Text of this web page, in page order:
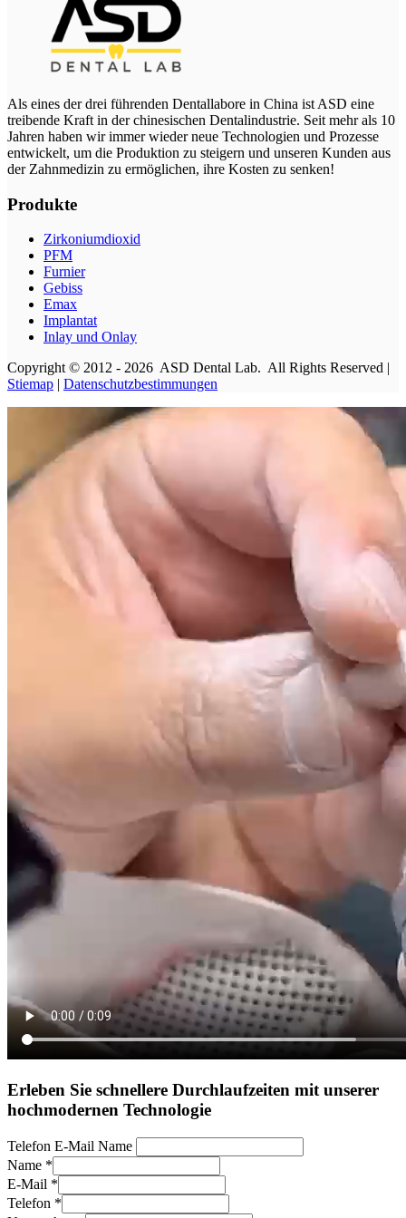
Als eines der drei führenden Dentallabore in China ist ASD eine
treibende Kraft in der chinesischen Dentalindustrie. Seit mehr als 10
Jahren haben wir immer wieder neue Technologien und Prozesse
entwickelt, um die Produktion zu steigern und unseren Kunden aus
der Zahnmedizin zu ermöglichen, ihre Kosten zu senken!
Produkte
Zirkoniumdioxid
PFM
Furnier
Gebiss
Emax
Implantat
Inlay und Onlay
Copyright © 2012 - 2026 ASD Dental Lab. All Rights Reserved |
Stiemap | Datenschutzbestimmungen
Erleben Sie schnellere Durchlaufzeiten mit unserer
hochmodernen Technologie
Telefon E-Mail Name
Name *
E-Mail *
Telefon *